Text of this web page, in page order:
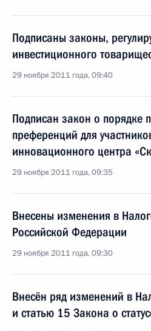
Подписаны законы,
инвестиционного
29 ноября 2011 года, 09:40
Подписан закон о порядке
преференций для
инновационного центра
29 ноября 2011 года, 09:35
Внесены изменения в
Российской Федерации
29 ноября 2011 года, 09:30
Внесён ряд изменений в
и статью 15 Закона о